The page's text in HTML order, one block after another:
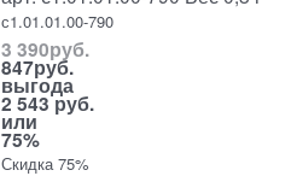
с1.01.01.00-790
3 390руб.
847руб.
выгода
2 543 руб.
или
75%
Скидка 75%